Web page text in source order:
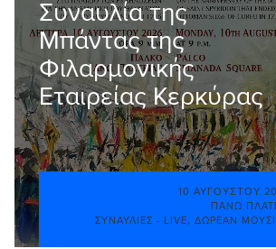
Συναυλία της
Μπάντας της
Φιλαρμονικής
Εταιρείας Κερκύρας
10 ΑΥΓΟΎΣΤΟΥ
ΠΆΝΩ
ΣΥΝΑΥΛΊΕΣ - LIVE
ΔΩΡΕΆΝ